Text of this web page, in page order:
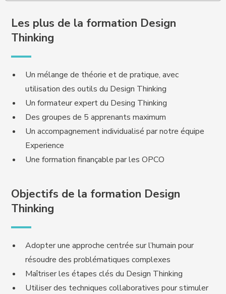
Les plus de la formation Design
Thinking
Un mélange de théorie et de pratique, avec
utilisation des outils du Design Thinking
Un formateur expert du Desing Thinking
Des groupes de 5 apprenants maximum
Un accompagnement individualisé par notre équipe
Experience
Une formation finançable par les OPCO
Objectifs de la formation Design
Thinking
Adopter une approche centrée sur l’humain pour
résoudre des problématiques complexes
Maîtriser les étapes clés du Design Thinking
Utiliser des techniques collaboratives pour stimuler